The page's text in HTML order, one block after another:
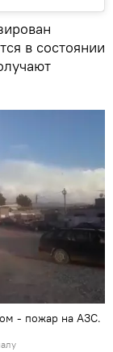
в состоянии
- пожар на АЗС.